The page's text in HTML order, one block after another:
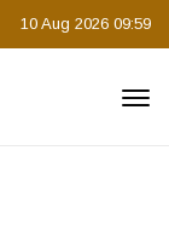
10 Aug 2026 09:59